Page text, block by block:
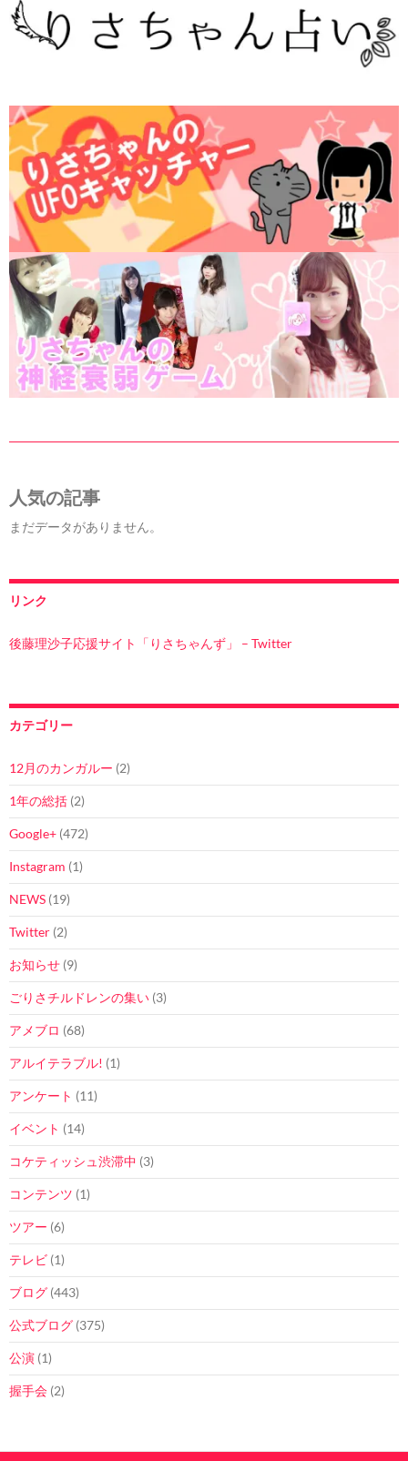
人気の記事
まだデータがありません。
リンク
後藤理沙子応援サイト「りさちゃんず」 – Twitter
カテゴリー
12月のカンガルー (2)
1年の総括 (2)
Google+ (472)
Instagram (1)
NEWS (19)
Twitter (2)
お知らせ (9)
ごりさチルドレンの集い (3)
アメブロ (68)
アルイテラブル! (1)
アンケート (11)
イベント (14)
コケティッシュ渋滞中 (3)
コンテンツ (1)
ツアー (6)
テレビ (1)
ブログ (443)
公式ブログ (375)
公演 (1)
握手会 (2)